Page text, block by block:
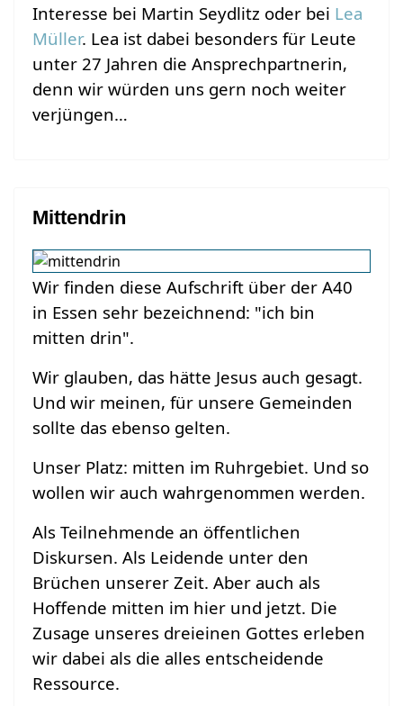
Interesse bei Martin Seydlitz oder bei Lea
Müller. Lea ist dabei besonders für Leute
unter 27 Jahren die Ansprechpartnerin,
denn wir würden uns gern noch weiter
verjüngen…
Mittendrin
Wir finden diese Aufschrift über der A40
in Essen sehr bezeichnend: "ich bin
mitten drin".
Wir glauben, das hätte Jesus auch gesagt.
Und wir meinen, für unsere Gemeinden
sollte das ebenso gelten.
Unser Platz: mitten im Ruhrgebiet. Und so
wollen wir auch wahrgenommen werden.
Als Teilnehmende an öffentlichen
Diskursen. Als Leidende unter den
Brüchen unserer Zeit. Aber auch als
Hoffende mitten im hier und jetzt. Die
Zusage unseres dreieinen Gottes erleben
wir dabei als die alles entscheidende
Ressource.